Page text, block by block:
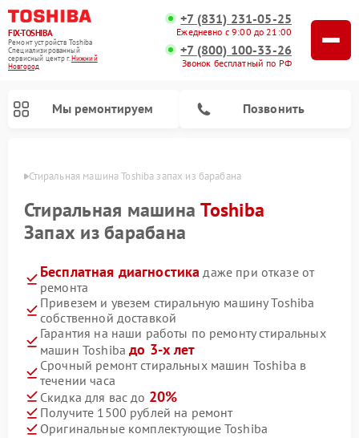
FIX-TOSHIBA
Ремонт устройств Toshiba
Специализированный
cервисный центр г.Нижний
Новгород
+7 (831) 231-05-25
Ежедневно с 9:00 до 21:00
+7 (800) 100-33-26
Звонок бесплатный по РФ
Мы ремонтируем Позвонить
Стиральная машина Toshiba запах из барабана
Стиральная машинаToshiba
Запах из барабана
Бесплатная диагностика даже при отказе от
ремонта
Привезем и увезем стиральную машину Toshiba
собственной доставкой
Гарантия на наши работы по ремонту стиральных
машин Toshibaдо 3-х лет
Срочный ремонт стиральных машин Toshiba в
течении часа
Скидка для вас до 20%
Получите 1500 рублей на ремонт
Оригинальные комплектующие Toshiba